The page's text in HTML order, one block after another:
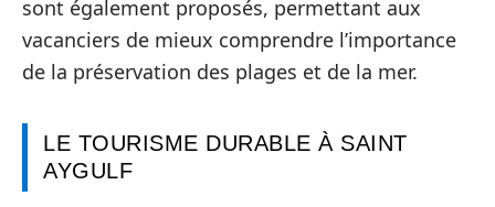
sont également proposés, permettant aux
vacanciers de mieux comprendre l’importance
de la préservation des plages et de la mer.
LE TOURISME DURABLE À SAINT
AYGULF